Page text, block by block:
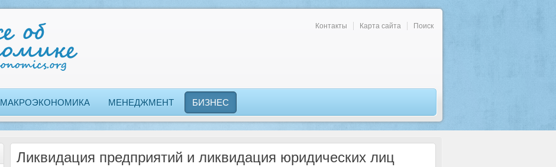
Контакты Карта сайта Поиск
МАКРОЭКОНОМИКА МЕНЕДЖМЕНТ БИЗНЕС
Ликвидация предприятий и ликвидация юридических лиц